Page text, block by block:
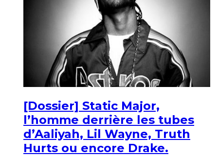
[Dossier] Static Major,
l’homme derrière les tubes
d’Aaliyah, Lil Wayne, Truth
Hurts ou encore Drake.